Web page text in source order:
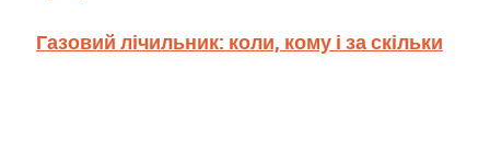
Газовий лічильник: коли, кому і за скільки